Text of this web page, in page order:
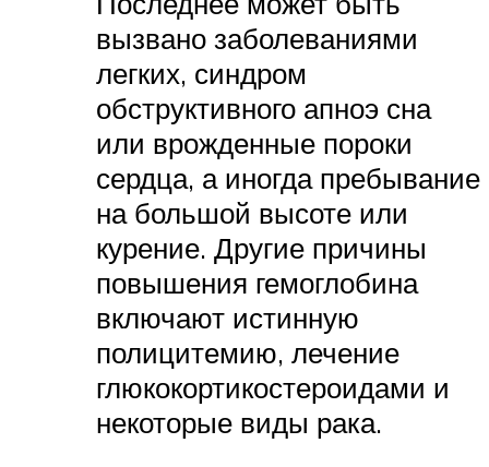
вызвано заболеваниями
легких, синдром
обструктивного апноэ сна
или врожденные пороки
сердца, а иногда пребывание
на большой высоте или
курение. Другие причины
повышения гемоглобина
включают истинную
полицитемию, лечение
глюкокортикостероидами и
некоторые виды рака.